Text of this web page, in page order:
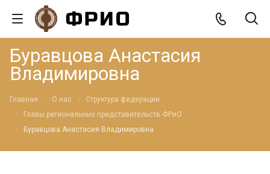
Буравцова Анастасия
Владимировна
Главная О нас
Структура федерации
Главы региональных представительств ФРиО
Буравцова Анастасия Владимировна